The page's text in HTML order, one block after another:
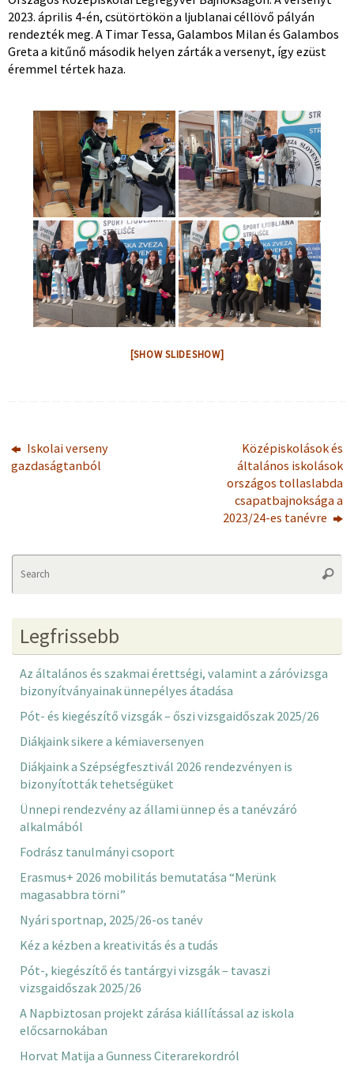
2023. április 4-én, csütörtökön a ljublanai céllövő pályán
rendezték meg. A Timar Tessa, Galambos Milan és Galambos
Greta a kitűnő második helyen zárták a versenyt, így ezüst
éremmel tértek haza.
[SHOW SLIDESHOW]
Iskolai verseny
gazdaságtanból
Középiskolások és
általános iskolások
országos tollaslabda
csapatbajnoksága a
2023/24-es tanévre
Legfrissebb
Az általános és szakmai érettségi, valamint a záróvizsga
bizonyítványainak ünnepélyes átadása
Pót- és kiegészítő vizsgák – őszi vizsgaidőszak 2025/26
Diákjaink sikere a kémiaversenyen
Diákjaink a Szépségfesztivál 2026 rendezvényen is
bizonyították tehetségüket
Ünnepi rendezvény az állami ünnep és a tanévzáró
alkalmából
Fodrász tanulmányi csoport
Erasmus+ 2026 mobilitás bemutatása “Merünk
magasabbra törni”
Nyári sportnap, 2025/26-os tanév
Kéz a kézben a kreativitás és a tudás
Pót-, kiegészítő és tantárgyi vizsgák – tavaszi
vizsgaidőszak 2025/26
A Napbiztosan projekt zárása kiállítással az iskola
előcsarnokában
Horvat Matija a Gunness Citerarekordról